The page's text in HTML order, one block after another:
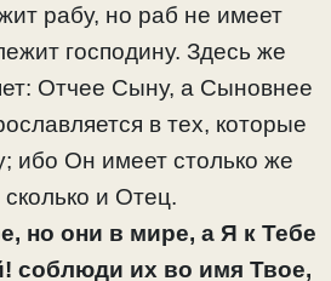
рабу, но раб не имеет
господину. Здесь же
Отчее Сыну, а Сыновнее
в тех, которые
ибо Он имеет столько же
и Отец.
но они в мире, а Я к Тебе
соблюди их во имя Твое,